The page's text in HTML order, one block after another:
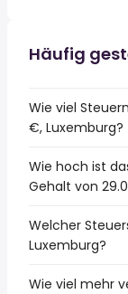
Häufig
Wie viel
€, Luxemburg?
Wie hoch ist
Gehalt von
Welcher
Luxemburg?
Wie viel mehr